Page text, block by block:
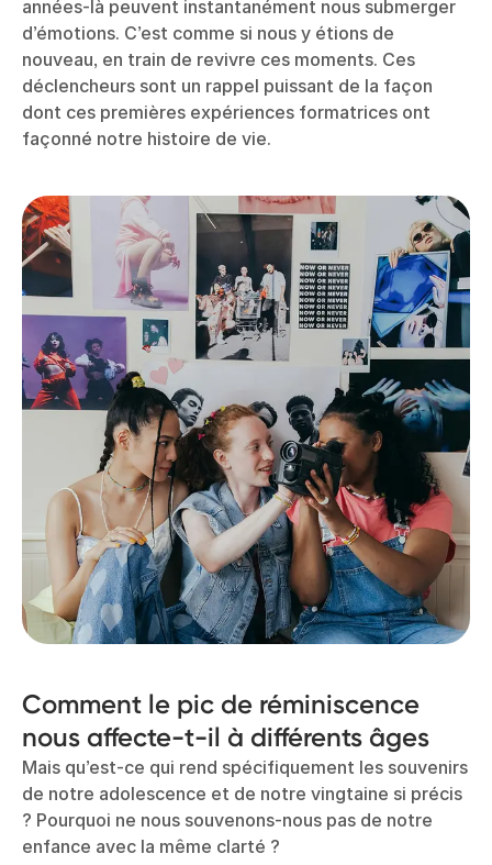
années-là peuvent instantanément nous submerger
d’émotions. C’est comme si nous y étions de
nouveau, en train de revivre ces moments. Ces
déclencheurs sont un rappel puissant de la façon
dont ces premières expériences formatrices ont
façonné notre histoire de vie.
Comment le pic de réminiscence
nous affecte-t-il à différents âges
Mais qu’est-ce qui rend spécifiquement les souvenirs
de notre adolescence et de notre vingtaine si précis
? Pourquoi ne nous souvenons-nous pas de notre
enfance avec la même clarté ?